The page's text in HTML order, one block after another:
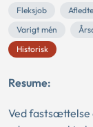
Fleksjob
Varigt mén
Historisk
Resume:
Ved fastsættelse